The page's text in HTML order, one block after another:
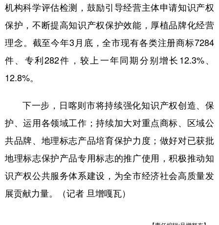
机构科学评估检测，鼓励引导经营主体申请知识产权
保护，不断提高知识产权保护效能，厚植品牌化经营
理念。截至今年3月底，全市现有各类注册商标7284
件、专利282件，较上一年同期分别增长12.3%、
12.8%。
下一步，日喀则市将持续强化知识产权创造、保
护、运用各领域工作；持续加大对重点商标、区域公
共品牌、地理标志产品培育保护力度；做好对已获批
地理标志保护产品专用标志的推广使用，积极推动知
识产权公共服务体系建设，为全市经济社会高质量发
展贡献力量。（记者 旦增嘎瓦）